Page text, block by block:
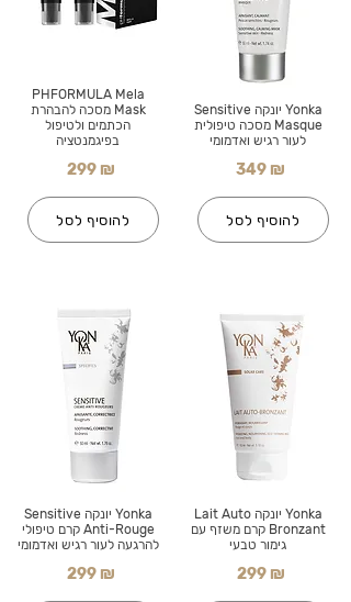
PHFORMULA Mela
Mask מסכה להבהרת
הכתמים ולטיפול
בפיגמנטציה
299 ₪
להוסיף לסל
Yonka יונקה Sensitive
Anti-Rouge קרם טיפולי
להרגעה לעור רגיש ואדמומי
299 ₪
Yonka יונקה Sensitive
Masque מסכה טיפולית
לעור רגיש ואדמומי
349 ₪
להוסיף לסל
Yonka יונקה Lait Auto
Bronzant קרם משזף עם
גימור טבעי
299 ₪